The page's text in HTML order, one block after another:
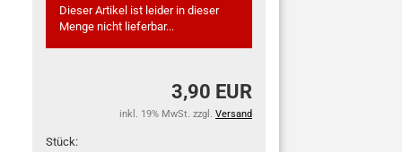
Dieser Artikel ist leider in dieser
Menge nicht lieferbar...
3,90 EUR
inkl. 19% MwSt. zzgl. Versand
Stück: